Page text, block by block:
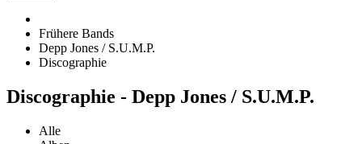
Frühere Bands
Depp Jones / S.U.M.P.
Discographie
Discographie - Depp Jones / S.U.M.P.
Alle